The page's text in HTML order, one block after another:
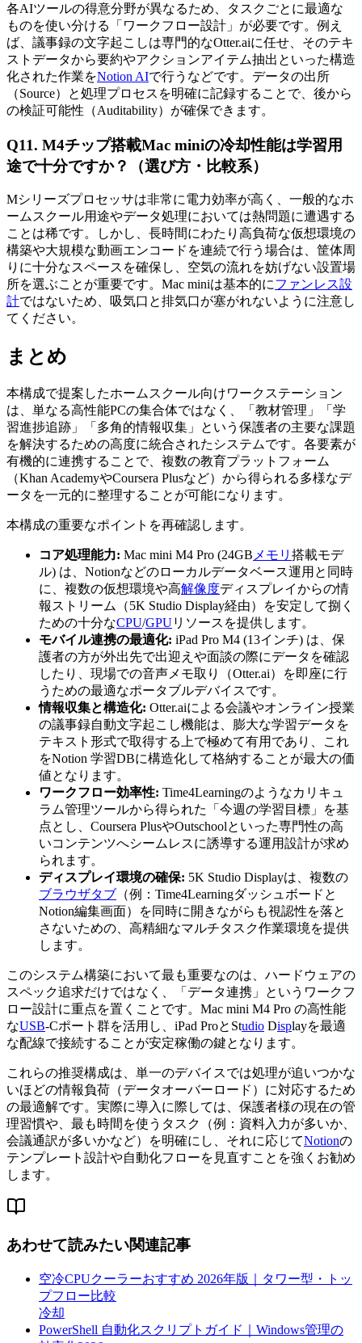
各AIツールの得意分野が異なるため、タスクごとに最適な
ものを使い分ける「ワークフロー設計」が必要です。例え
ば、議事録の文字起こしは専門的なOtter.aiに任せ、そのテキ
ストデータから要約やアクションアイテム抽出といった構造
化された作業をNotion AIで行うなどです。データの出所
（Source）と処理プロセスを明確に記録することで、後から
の検証可能性（Auditability）が確保できます。
Q11. M4チップ搭載Mac miniの冷却性能は学習用
途で十分ですか？（選び方・比較系）
Mシリーズプロセッサは非常に電力効率が高く、一般的なホ
ームスクール用途やデータ処理においては熱問題に遭遇する
ことは稀です。しかし、長時間にわたり高負荷な仮想環境の
構築や大規模な動画エンコードを連続で行う場合は、筐体周
りに十分なスペースを確保し、空気の流れを妨げない設置場
所を選ぶことが重要です。Mac miniは基本的にファンレス設
計ではないため、吸気口と排気口が塞がれないように注意し
てください。
まとめ
本構成で提案したホームスクール向けワークステーション
は、単なる高性能PCの集合体ではなく、「教材管理」「学
習進捗追跡」「多角的情報収集」という保護者の主要な課題
を解決するための高度に統合されたシステムです。各要素が
有機的に連携することで、複数の教育プラットフォーム
（Khan AcademyやCoursera Plusなど）から得られる多様なデ
ータを一元的に整理することが可能になります。
本構成の重要なポイントを再確認します。
コア処理能力: Mac mini M4 Pro (24GB メモリ 搭載モデ
ル) は、Notionなどのローカルデータベース運用と同時
に、複数の仮想環境や高解像度ディスプレイからの情
報ストリーム（5K Studio Display経由）を安定して捌く
ための十分なCPU/GPUリソースを提供します。
モバイル連携の最適化: iPad Pro M4 (13インチ) は、保
護者の方が外出先で出迎えや面談の際にデータを確認
したり、現場での音声メモ取り（Otter.ai）を即座に行
うための最適なポータブルデバイスです。
情報収集と構造化: Otter.aiによる会議やオンライン授業
の議事録自動文字起こし機能は、膨大な学習データを
テキスト形式で取得する上で極めて有用であり、これ
をNotion 学習DBに構造化して格納することが最大の価
値となります。
ワークフロー効率性: Time4Learningのようなカリキュ
ラム管理ツールから得られた「今週の学習目標」を基
点とし、Coursera PlusやOutschoolといった専門性の高
いコンテンツへシームレスに誘導する運用設計が求め
られます。
ディスプレイ環境の確保: 5K Studio Displayは、複数の
ブラウザタブ （例：Time4Learningダッシュボードと
Notion編集画面）を同時に開きながらも視認性を落と
さないための、高精細なマルチタスク作業環境を提供
します。
このシステム構築において最も重要なのは、ハードウェアの
スペック追求だけではなく、「データ連携」というワークフ
ロー設計に重点を置くことです。Mac mini M4 Pro の高性能
なUSB-Cポート群を活用し、iPad ProとStudio Displayを最適
な配線で接続することが安定稼働の鍵となります。
これらの推奨構成は、単一のデバイスでは処理が追いつかな
いほどの情報負荷（データオーバーロード）に対応するため
の最適解です。実際に導入に際しては、保護者様の現在の管
理習慣や、最も時間を使うタスク（例：資料入力が多いか、
会議通訳が多いかなど）を明確にし、それに応じてNotionの
テンプレート設計や自動化フローを見直すことを強くお勧め
します。
あわせて読みたい関連記事
空冷CPUクーラーおすすめ 2026年版｜タワー型・トッ
プフロー比較
冷却
PowerShell 自動化スクリプトガイド｜Windows管理の